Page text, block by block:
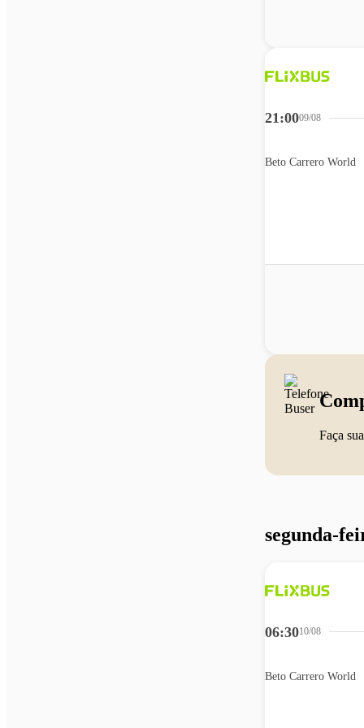
21:0009/08
Beto Carrero World
Faça
segunda-
06:3010/08
Beto Carrero World